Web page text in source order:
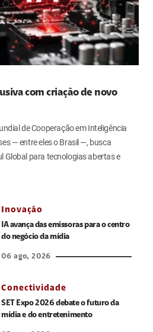
com criação de novo
de Cooperação em Inteligência
— entre eles o Brasil —, busca
Global para tecnologias abertas e
Inovação
IA avança das emissoras para o centro
do negócio da mídia
06 ago, 2026
Conectividade
SET Expo 2026 debate o futuro da
mídia e do entretenimento